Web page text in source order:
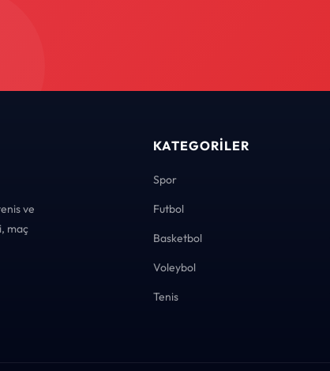
ve
maç
KATEGORILER
Spor
Futbol
Basketbol
Voleybol
Tenis